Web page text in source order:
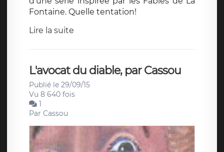
Fontaine. Quelle tentation!
Lire la suite
L'avocat du diable, par Cassou
Publié le 29/09/15
Vu 8 640 fois
1
Par Cassou